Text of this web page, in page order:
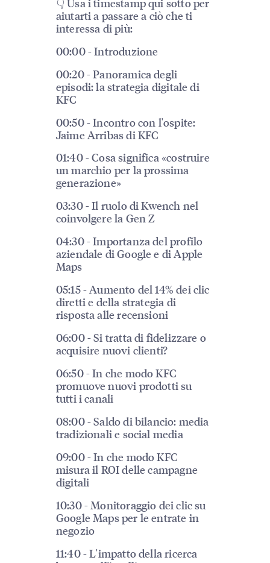
aiutarti a passare a ciò che ti
interessa di più:
00:00 - Introduzione
00:20 - Panoramica degli
episodi: la strategia digitale di
KFC
00:50 - Incontro con l'ospite:
Jaime Arribas di KFC
01:40 - Cosa significa «costruire
un marchio per la prossima
generazione»
03:30 - Il ruolo di Kwench nel
coinvolgere la Gen Z
04:30 - Importanza del profilo
aziendale di Google e di Apple
Maps
05:15 - Aumento del 14% dei clic
diretti e della strategia di
risposta alle recensioni
06:00 - Si tratta di fidelizzare o
acquisire nuovi clienti?
06:50 - In che modo KFC
promuove nuovi prodotti su
tutti i canali
08:00 - Saldo di bilancio: media
tradizionali e social media
09:00 - In che modo KFC
misura il ROI delle campagne
digitali
10:30 - Monitoraggio dei clic su
Google Maps per le entrate in
negozio
11:40 - L'impatto della ricerca